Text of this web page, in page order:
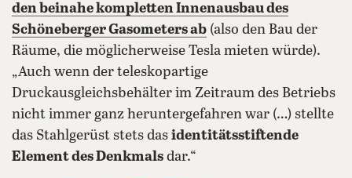
den beinahe komplettenInnenausbau des
Schöneberger Gasometersab (also den Bau der
Räume, die möglicherweise Tesla mieten würde).
„Auch wenn der teleskopartige
Druckausgleichsbehälter im Zeitraum des Betriebs
nicht immer ganz heruntergefahren war (…) stellte
das Stahlgerüst stets das identitätsstiftende
Element des Denkmals dar.“